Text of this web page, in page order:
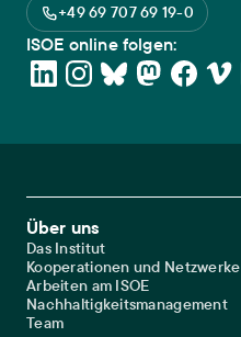
+49 69 707 69 19-0
ISOE online folgen:
Footer Main Navigation
Über uns
Das Institut
Kooperationen und Netzwerke
Arbeiten am ISOE
Nachhaltigkeitsmanagement
Team